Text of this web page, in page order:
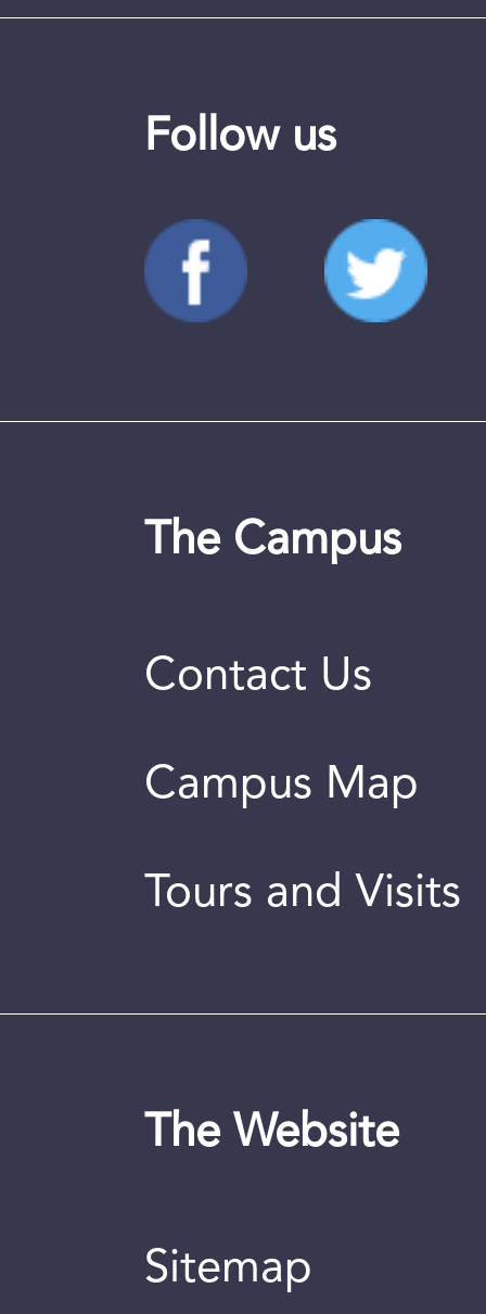
Follow us
The Campus
Contact Us
Campus Map
Tours and Visits
The Website
Sitemap